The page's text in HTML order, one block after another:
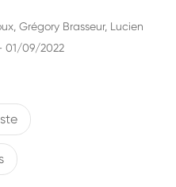
Grégory Brasseur, Lucien
01/09/2022